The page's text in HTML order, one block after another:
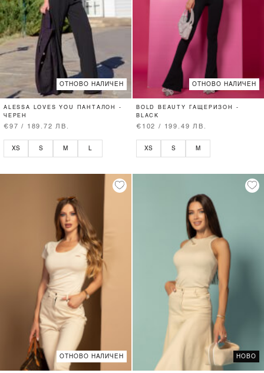
ОТНОВО НАЛИЧЕН
ALESSA LOVES YOU ПАНТАЛОН -
ЧЕРЕН
€97 / 189.72 ЛВ.
XS S M
ОТНОВО НАЛИЧЕН
BOLD BEAUTY ГАЩЕРИЗОН -
BLACK
€102 / 199.49 ЛВ.
XS S M
ОТНОВО НАЛИЧЕН НОВО